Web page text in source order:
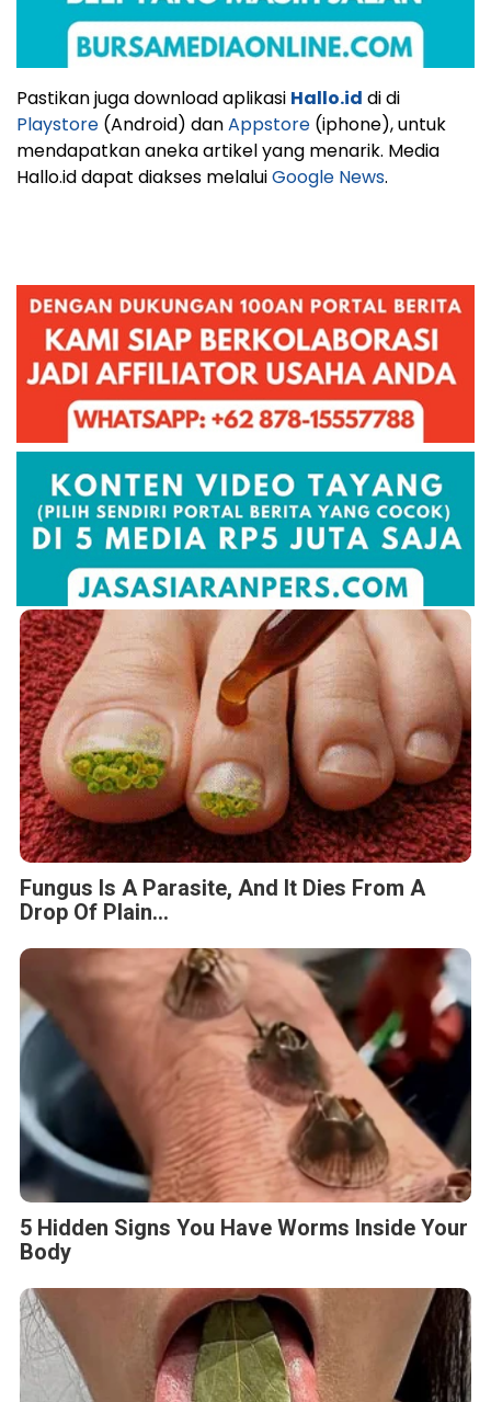
Pastikan juga download aplikasi Hallo.id di di
Playstore (Android) danAppstore (iphone), untuk
mendapatkan aneka artikel yang menarik. Media
Hallo.id dapat diakses melaluiGoogle News.
Fungus Is A Parasite, And It Dies From A
Drop Of Plain...
5 Hidden Signs You Have Worms Inside Your
Body